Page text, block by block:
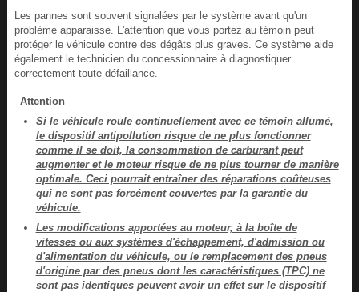
Les pannes sont souvent signalées par le système avant qu'un
problème apparaisse. L'attention que vous portez au témoin peut
protéger le véhicule contre des dégâts plus graves. Ce système aide
également le technicien du concessionnaire à diagnostiquer
correctement toute défaillance.
Attention
Si le véhicule roule continuellement avec ce témoin allumé,
le dispositif antipollution risque de ne plus fonctionner
comme il se doit, la consommation de carburant peut
augmenter et le moteur risque de ne plus tourner de manière
optimale. Ceci pourrait entraîner des réparations coûteuses
qui ne sont pas forcément couvertes par la garantie du
véhicule.
Les modifications apportées au moteur, à la boîte de
vitesses ou aux systèmes d'échappement, d'admission ou
d'alimentation du véhicule, ou le remplacement des pneus
d'origine par des pneus dont les caractéristiques (TPC) ne
sont pas identiques peuvent avoir un effet sur le dispositif